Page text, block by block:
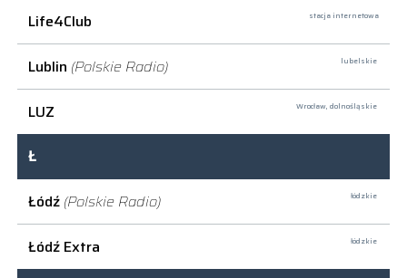
Life4Club stacja internetowa
Lublin (Polskie Radio) lubelskie
LUZ Wrocław, dolnośląskie
Ł
Łódź (Polskie Radio) łódzkie
Łódź Extra łódzkie